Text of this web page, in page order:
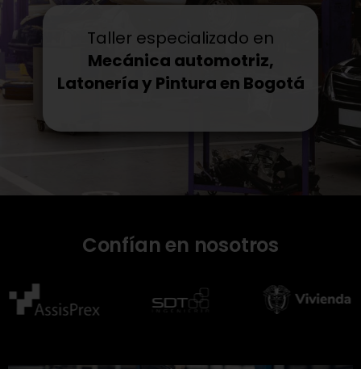
Taller especializado en
Mecánica automotriz,
Latonería y Pintura en Bogotá
Taller MecánicoConfían en nosotros